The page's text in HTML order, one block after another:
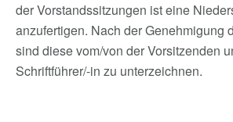
der Vorstandssitzungen ist eine
anzufertigen. Nach der Genehmigung
sind diese vom/von der Vorsitzenden
Schriftführer/-in zu unterzeichnen.